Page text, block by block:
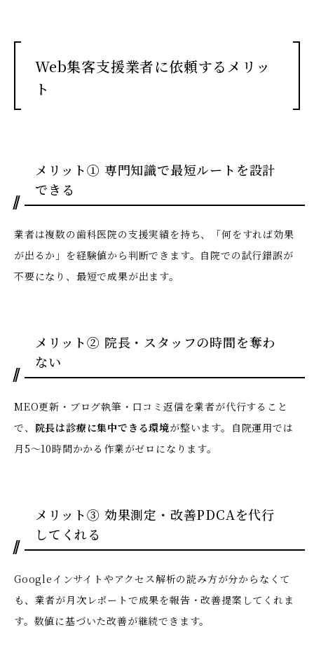
Web集客支援業者に依頼するメリッ
ト
メリット① 専門知識で最短ルートを設計
できる
業者は複数の歯科医院の支援実績を持ち、「何をすれば効果
が出るか」を経験値から判断できます。自院での試行錯誤が
不要になり、最短で成果が出ます。
メリット② 院長・スタッフの時間を奪わ
ない
MEO更新・ブログ執筆・口コミ返信を業者が代行すること
で、 院長は診療に集中できる環境が整います。自院運用では
月5〜10時間かかる作業がゼロになります。
メリット③ 効果測定・改善PDCAを代行
してくれる
Googleインサイトやアクセス解析の読み方が分からなくて
も、業者が月次レポートで成果を報告・改善提案してくれま
す。数値に基づいた改善が継続できます。